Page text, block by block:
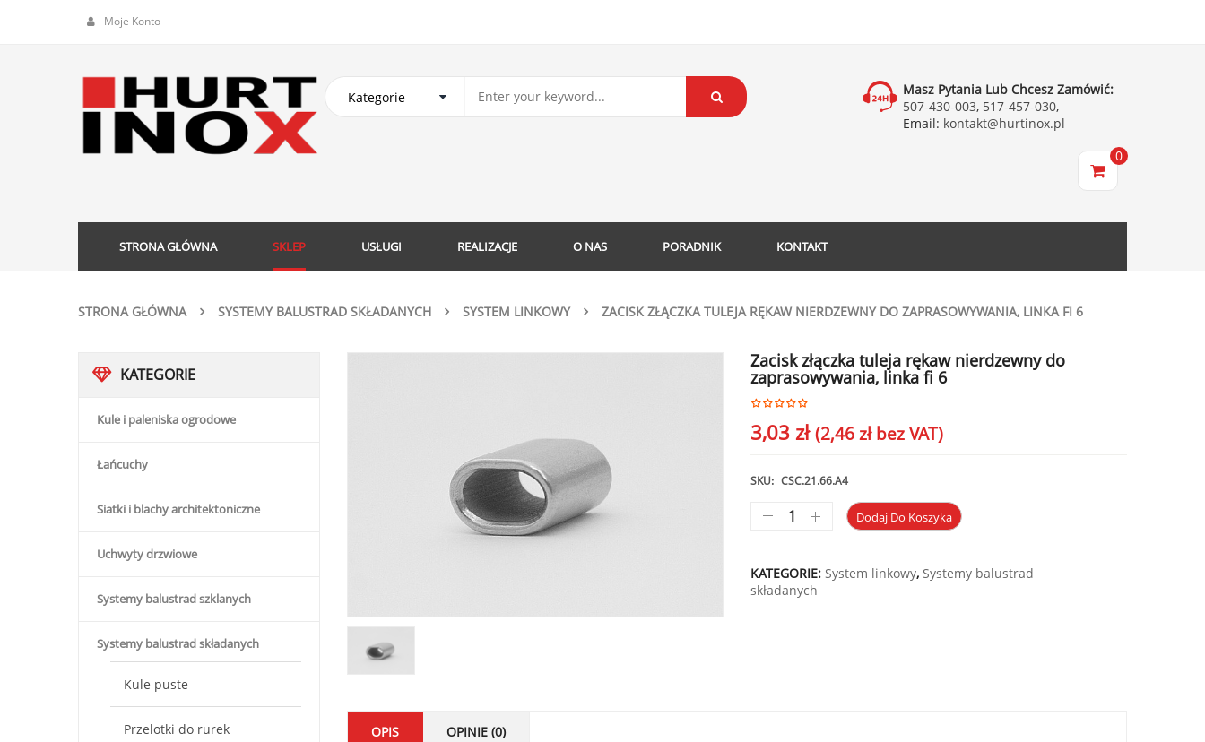
Moje Konto
Masz Pytania Lub Chcesz Zamówić:
507-430-003, 517-457-030,
Email: kontakt@hurtinox.pl
0
STRONA GŁÓWNA SKLEP USŁUGI REALIZACJE O NAS PORADNIK KONTAKT
STRONA GŁÓWNA SYSTEMY BALUSTRAD SKŁADANYCH SYSTEM LINKOWY ZACISK ZŁĄCZKA TULEJA RĘKAW NIERDZEWNY DO ZAPRASOWYWANIA, LINKA FI 6
KATEGORIE
Kule i paleniska ogrodowe
Łańcuchy
Siatki i blachy architektoniczne
Uchwyty drzwiowe
Systemy balustrad szklanych
Systemy balustrad składanych
Kule puste
Przelotki do rurek
Zacisk złączka tuleja rękaw nierdzewny do
zaprasowywania, linka fi 6
3,03 zł (2,46 złbez VAT)
SKU: CSC.21.66.A4
Dodaj Do Koszyka
KATEGORIE: System linkowy, Systemy balustrad
składanych
OPIS OPINIE (0)